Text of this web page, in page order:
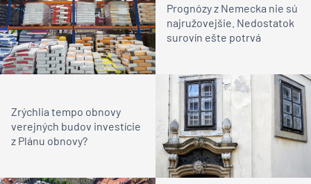
Prognózy z Nemecka nie sú
najružovejšie. Nedostatok
surovín ešte potrvá
Zrýchlia tempo obnovy
verejných budov investície
z Plánu obnovy?